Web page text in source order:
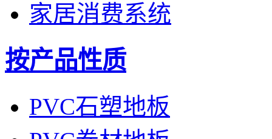
家居消费系统
按产品性质
PVC石塑地板